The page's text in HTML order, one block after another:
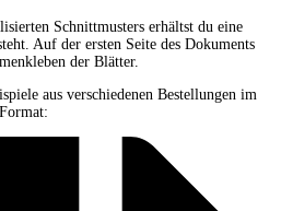
Schnittmusters erhältst du eine
Auf der ersten Seite des Dokuments
der Blätter.
aus verschiedenen Bestellungen im